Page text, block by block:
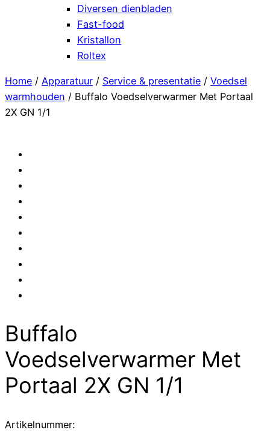
Diversen dienbladen
Fast-food
Kristallon
Roltex
Home / Apparatuur / Service & presentatie / Voedsel
warmhouden / Buffalo Voedselverwarmer Met Portaal
2X GN 1/1
Buffalo
Voedselverwarmer Met
Portaal 2X GN 1/1
Artikelnummer: